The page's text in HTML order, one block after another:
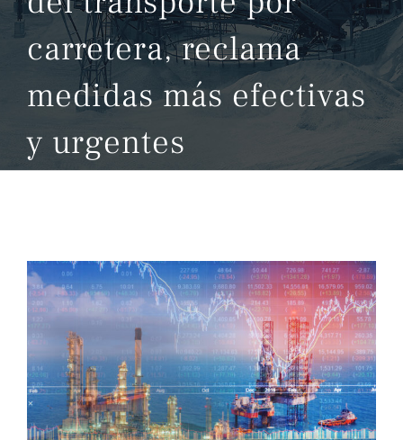
carretera, reclama
medidas más efectivas
y urgentes